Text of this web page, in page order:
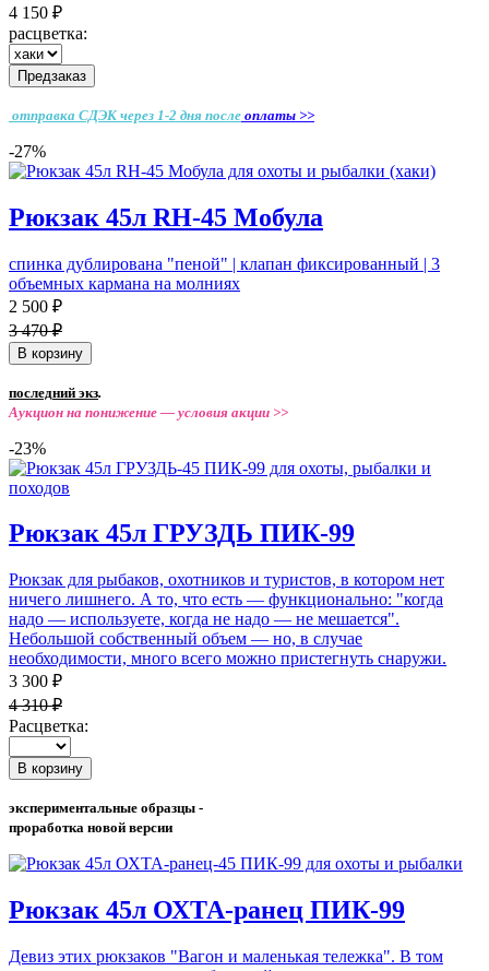
4 150 ₽
расцветка:
Предзаказ
отправка СДЭК через 1-2 дня после оплаты >>
-27%
Рюкзак 45л RH-45 Мобула
спинка дублирована "пеной" | клапан фиксированный | 3
объемных кармана на молниях
2 500 ₽
3 470 ₽
В корзину
последний экз.
Аукцион на понижение — условия акции >>
-23%
Рюкзак 45л ГРУЗДЬ ПИК-99
Рюкзак для рыбаков, охотников и туристов, в котором нет
ничего лишнего. А то, что есть — функционально: "когда
надо — используете, когда не надо — не мешается".
Небольшой собственный объем — но, в случае
необходимости, много всего можно пристегнуть снаружи.
3 300 ₽
4 310 ₽
Расцветка:
В корзину
экспериментальные образцы -
проработка новой версии
Рюкзак 45л ОХТА-ранец ПИК-99
Девиз этих рюкзаков "Вагон и маленькая тележка". В том